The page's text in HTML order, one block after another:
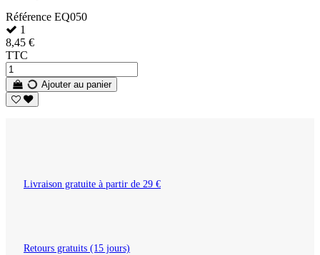
Référence EQ050
1
8,45 €
TTC
Ajouter au panier
Livraison gratuite à partir de 29 €
Retours gratuits (15 jours)